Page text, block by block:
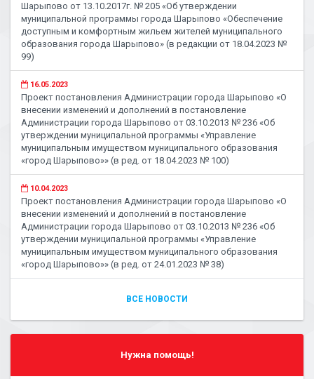
Шарыпово от 13.10.2017г. № 205 «Об утверждении
муниципальной программы города Шарыпово «Обеспечение
доступным и комфортным жильем жителей муниципального
образования города Шарыпово» (в редакции от 18.04.2023 №
99)
16.05.2023
Проект постановления Администрации города Шарыпово «О
внесении изменений и дополнений в постановление
Администрации города Шарыпово от 03.10.2013 № 236 «Об
утверждении муниципальной программы «Управление
муниципальным имуществом муниципального образования
«город Шарыпово»» (в ред. от 18.04.2023 № 100)
10.04.2023
Проект постановления Администрации города Шарыпово «О
внесении изменений и дополнений в постановление
Администрации города Шарыпово от 03.10.2013 № 236 «Об
утверждении муниципальной программы «Управление
муниципальным имуществом муниципального образования
«город Шарыпово»» (в ред. от 24.01.2023 № 38)
ВСЕ НОВОСТИ
Нужна помощь!